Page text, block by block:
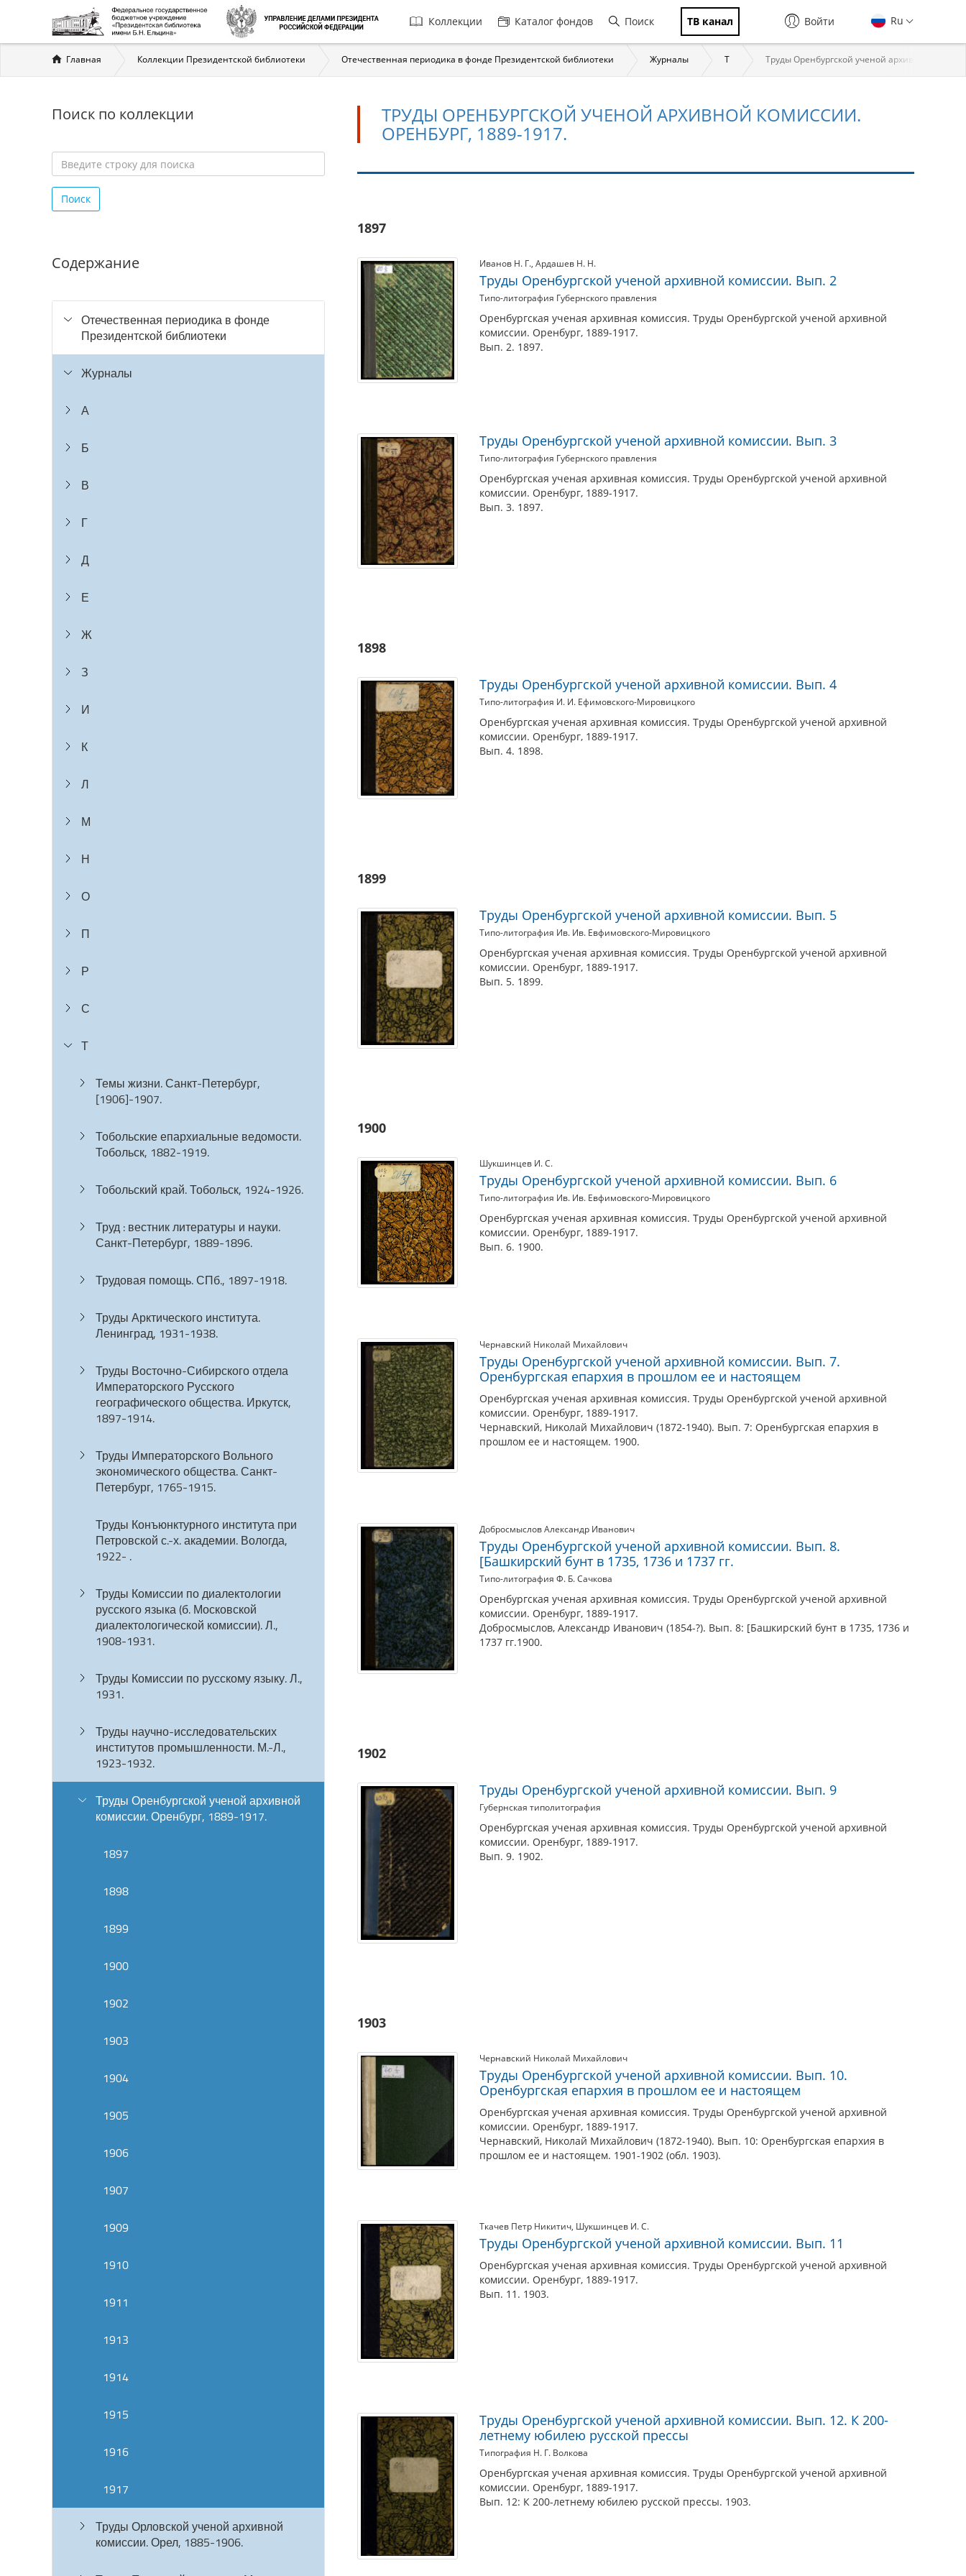
Главная
навигация
Коллекции Каталог фондов Поиск ТВ канал Ru
Войти
Вы
здесь
Главная Коллекции Президентской библиотеки Отечественная периодика в фонде Президентской библиотеки Журналы Т Труды Оренбургской ученой архивной
Поиск по коллекции
строку
для
Поиск
Содержание
Отечественная периодика в фонде
Президентской библиотеки
Журналы
А
Б
В
Г
Д
Е
Ж
З
И
К
Л
М
Н
О
П
Р
С
Т
Темы жизни. Санкт-Петербург,
[1906]-1907.
Тобольские епархиальные ведомости.
Тобольск, 1882-1919.
Тобольский край. Тобольск, 1924-1926.
Труд : вестник литературы и науки.
Санкт-Петербург, 1889-1896.
Трудовая помощь. СПб., 1897-1918.
Труды Арктического института.
Ленинград, 1931-1938.
Труды Восточно-Сибирского отдела
Императорского Русского
географического общества. Иркутск,
1897-1914.
Труды Императорского Вольного
экономического общества. Санкт-
Петербург, 1765-1915.
Труды Конъюнктурного института при
Петровской с.-х. академии. Вологда,
1922- .
Труды Комиссии по диалектологии
русского языка (б. Московской
диалектологической комиссии). Л.,
1908-1931.
Труды Комиссии по русскому языку. Л.,
1931.
Труды научно-исследовательских
институтов промышленности. М.-Л.,
1923-1932.
Труды Оренбургской ученой архивной
комиссии. Оренбург, 1889-1917.
1897
1898
1899
1900
1902
1903
1904
1905
1906
1907
1909
1910
1911
1913
1914
1915
1916
1917
Труды Орловской ученой архивной
комиссии. Орел, 1885-1906.
ТРУДЫ ОРЕНБУРГСКОЙ УЧЕНОЙ АРХИВНОЙ КОМИССИИ.
ОРЕНБУРГ, 1889-1917.
Оренбургской
ученой
архивной
комиссии.
Оренбург,
1889-
1917.
1897
Иванов Н. Г., Ардашев Н. Н.
Труды Оренбургской ученой архивной комиссии. Вып. 2
Типо-литография Губернского правления
Оренбургская ученая архивная комиссия. Труды Оренбургской ученой архивной
комиссии. Оренбург, 1889-1917.
Вып. 2. 1897.
Труды Оренбургской ученой архивной комиссии. Вып. 3
Типо-литография Губернского правления
Оренбургская ученая архивная комиссия. Труды Оренбургской ученой архивной
комиссии. Оренбург, 1889-1917.
Вып. 3. 1897.
1898
Труды Оренбургской ученой архивной комиссии. Вып. 4
Типо-литография И. И. Ефимовского-Мировицкого
Оренбургская ученая архивная комиссия. Труды Оренбургской ученой архивной
комиссии. Оренбург, 1889-1917.
Вып. 4. 1898.
1899
Труды Оренбургской ученой архивной комиссии. Вып. 5
Типо-литография Ив. Ив. Евфимовского-Мировицкого
Оренбургская ученая архивная комиссия. Труды Оренбургской ученой архивной
комиссии. Оренбург, 1889-1917.
Вып. 5. 1899.
1900
Шукшинцев И. С.
Труды Оренбургской ученой архивной комиссии. Вып. 6
Типо-литография Ив. Ив. Евфимовского-Мировицкого
Оренбургская ученая архивная комиссия. Труды Оренбургской ученой архивной
комиссии. Оренбург, 1889-1917.
Вып. 6. 1900.
Чернавский Николай Михайлович
Труды Оренбургской ученой архивной комиссии. Вып. 7.
Оренбургская епархия в прошлом ее и настоящем
Оренбургская ученая архивная комиссия. Труды Оренбургской ученой архивной
комиссии. Оренбург, 1889-1917.
Чернавский, Николай Михайлович (1872-1940). Вып. 7: Оренбургская епархия в
прошлом ее и настоящем. 1900.
Добросмыслов Александр Иванович
Труды Оренбургской ученой архивной комиссии. Вып. 8.
[Башкирский бунт в 1735, 1736 и 1737 гг.
Типо-литография Ф. Б. Сачкова
Оренбургская ученая архивная комиссия. Труды Оренбургской ученой архивной
комиссии. Оренбург, 1889-1917.
Добросмыслов, Александр Иванович (1854-?). Вып. 8: [Башкирский бунт в 1735, 1736 и
1737 гг.1900.
1902
Труды Оренбургской ученой архивной комиссии. Вып. 9
Губернская типолитография
Оренбургская ученая архивная комиссия. Труды Оренбургской ученой архивной
комиссии. Оренбург, 1889-1917.
Вып. 9. 1902.
1903
Чернавский Николай Михайлович
Труды Оренбургской ученой архивной комиссии. Вып. 10.
Оренбургская епархия в прошлом ее и настоящем
Оренбургская ученая архивная комиссия. Труды Оренбургской ученой архивной
комиссии. Оренбург, 1889-1917.
Чернавский, Николай Михайлович (1872-1940). Вып. 10: Оренбургская епархия в
прошлом ее и настоящем. 1901-1902 (обл. 1903).
Ткачев Петр Никитич, Шукшинцев И. С.
Труды Оренбургской ученой архивной комиссии. Вып. 11
Оренбургская ученая архивная комиссия. Труды Оренбургской ученой архивной
комиссии. Оренбург, 1889-1917.
Вып. 11. 1903.
Труды Оренбургской ученой архивной комиссии. Вып. 12. К 200-
летнему юбилею русской прессы
Типография Н. Г. Волкова
Оренбургская ученая архивная комиссия. Труды Оренбургской ученой архивной
комиссии. Оренбург, 1889-1917.
Вып. 12: К 200-летнему юбилею русской прессы. 1903.